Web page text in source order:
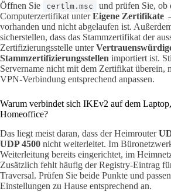
Öffnen Sie
certlm.msc
und prüfen Sie, ob
Computerzertifikat unterEigene Zertifikate
vorhanden und nicht abgelaufen ist.
sicherstellen, dass das Stammzertifikat der
Zertifizierungsstelle unter
Stammzertifizierungsstellen importiert ist.
Servername nicht mit dem Zertifikat überein,
VPN-Verbindung entsprechend anpassen.
Warum verbindet sich IKEv2 auf dem
Homeoffice?
Das liegt meist daran, dass der Heimrouter
UDP 4500 nicht weiterleitet. Im
Weiterleitung bereits eingerichtet, im
Zusätzlich fehlt häufig der Registry-Eintrag
Traversal. Prüfen Sie beide Punkte und
Einstellungen zu Hause entsprechend an.